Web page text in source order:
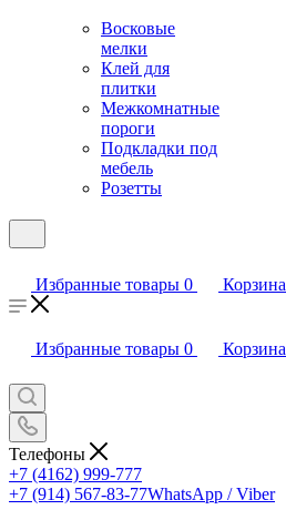
Восковые
мелки
Клей для
плитки
Межкомнатные
пороги
Подкладки под
мебель
Розетты
Избранные товары 0 Корзина
Избранные товары 0 Корзина
Телефоны
+7 (4162) 999-777
+7 (914) 567-83-77WhatsApp / Viber